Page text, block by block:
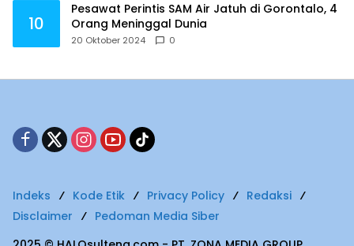
10
Pesawat Perintis SAM Air Jatuh di Gorontalo, 4
Orang Meninggal Dunia
20 Oktober 2024 0
Indeks Kode Etik Privacy Policy
Redaksi
Disclaimer
Pedoman Media Siber